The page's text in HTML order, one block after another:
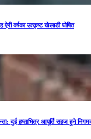
ऐरी वर्षका उत्कृष्ट खेलाडी घोषित
दुई हप्ताभित्र आपूर्ति सहज हुने